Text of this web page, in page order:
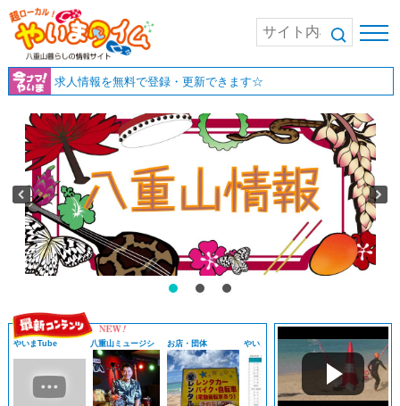
求人情報を無料で登録・更新できます☆
やいまTube 八重山ミュージシ お店・団体 やいまニュース お店・団体